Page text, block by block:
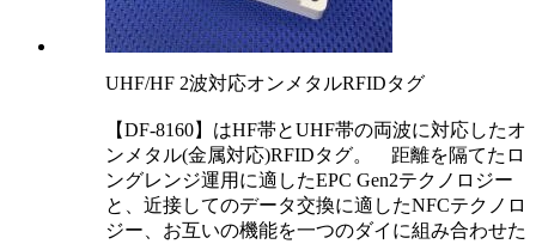
UHF/HF 2波対応オンメタルRFIDタグ
【DF-8160】はHF帯とUHF帯の両波に対応したオ
ンメタル(金属対応)RFIDタグ。 距離を隔てたロ
ングレンジ運用に適したEPC Gen2テクノロジー
と、近接してのデータ交換に適したNFCテクノロ
ジー、お互いの機能を一つのダイに組み合わせた